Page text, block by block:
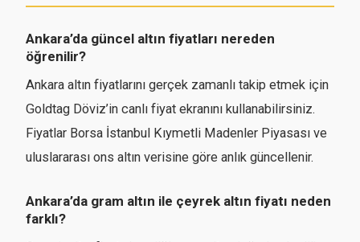
Ankara’da güncel altın fiyatları nereden
öğrenilir?
Ankara altın fiyatlarını gerçek zamanlı takip etmek için
Goldtag Döviz’in canlı fiyat ekranını kullanabilirsiniz.
Fiyatlar Borsa İstanbul Kıymetli Madenler Piyasası ve
uluslararası ons altın verisine göre anlık güncellenir.
Ankara’da gram altın ile çeyrek altın fiyatı neden
farklı?